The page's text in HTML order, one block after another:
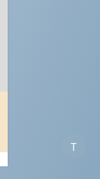
T